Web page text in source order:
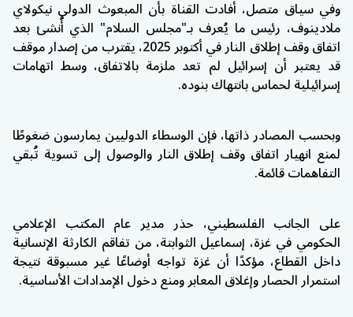
وفي سياق متصل، أفادت القناة بأن المبعوث الدولي نيكولاي
ملادينوف، رئيس ما يُعرف بـ"مجلس السلام" الذي أُنشئ بعد
اتفاق وقف إطلاق النار في أكتوبر 2025، يقترب من إصدار موقف
قد يعتبر أن إسرائيل لم تعد ملزمة بالاتفاق، وسط اتهامات
إسرائيلية لحماس بانتهاك بنوده.
وبحسب المصادر ذاتها، فإن الوسطاء الدوليين يمارسون ضغوطًا
لمنع انهيار اتفاق وقف إطلاق النار والوصول إلى تسوية تُبقي
التفاهمات قائمة.
على الجانب الفلسطيني، حذر مدير عام المكتب الإعلامي
الحكومي في غزة، إسماعيل الثوابتة، من تفاقم الكارثة الإنسانية
داخل القطاع، مؤكدًا أن غزة تواجه أوضاعًا غير مسبوقة نتيجة
استمرار الحصار وإغلاق المعابر ومنع دخول الإمدادات الأساسية.